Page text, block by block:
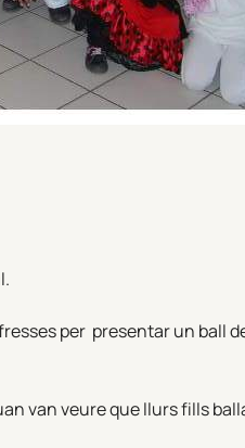
per presentar un ball
van veure que llurs fills